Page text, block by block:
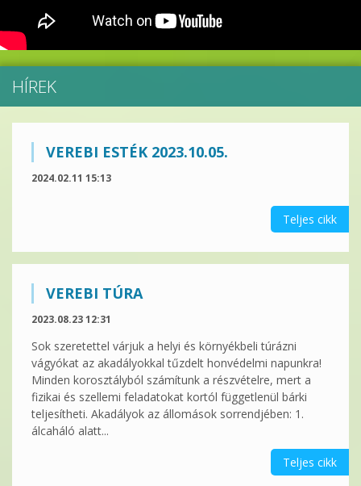
HÍREK
VEREBI ESTÉK 2023.10.05.
2024.02.11 15:13
Teljes cikk
VEREBI TÚRA
2023.08.23 12:31
Sok szeretettel várjuk a helyi és környékbeli túrázni
vágyókat az akadályokkal tűzdelt honvédelmi napunkra!
Minden korosztályból számítunk a részvételre, mert a
fizikai és szellemi feladatokat kortól függetlenül bárki
teljesítheti. Akadályok az állomások sorrendjében: 1.
álcaháló alatt...
Teljes cikk